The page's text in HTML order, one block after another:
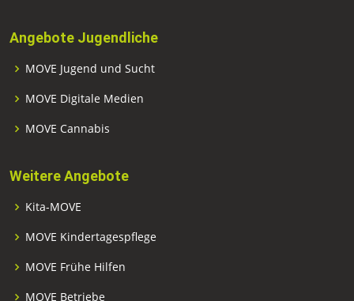
Angebote Jugendliche
MOVE Jugend und Sucht
MOVE Digitale Medien
MOVE Cannabis
Weitere Angebote
Kita-MOVE
MOVE Kindertagespflege
MOVE Frühe Hilfen
MOVE Betriebe